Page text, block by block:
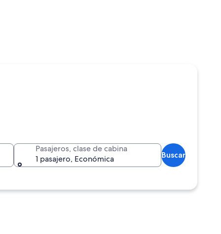
Pasajeros, clase de cabina
1 pasajero, Económica
Buscar